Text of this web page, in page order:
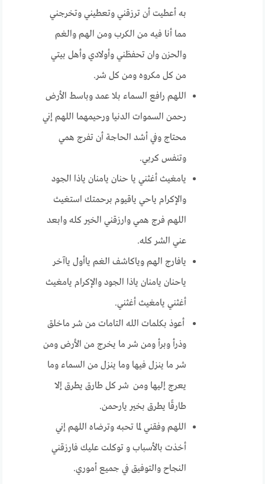
به أعطيت أن ترزقني وتعطيني وتخرجني
مما أنا فيه من الكرب ومن الهم والغم
والحزن وان تحفظني وأولادي وأهل بيتي
من كل مكروه ومن كل شر.
اللهم رافع السماء بلا عمد وباسط الأرض
رحمن السموات الدنيا ورحيمهما اللهم إني
محتاج وفي أشد الحاجة أن تفرج همي
وتنفس كربي.
يامغيث أغثني يا حنان يامنان ياذا الجود
والإكرام ياحي ياقيوم برحمتك استغيث
اللهم فرج همي وارزقني الخير كله وابعد
عني الشر كله.
يافارج الهم وياكاشف الغم ياأول ياآخر
ياحنان يامنان ياذا الجود والإكرام يامغيث
أغثني يامغيث أغثني.
أعوذ بكلمات الله التامات من شر ماخلق
وذرأ وبرأ ومن شر ما يخرج من الأرض ومن
شر ما ينزل فيها وما ينزل من السماء وما
يعرج إليها ومن شر كل طارق يطرق إلا
طارقًا يطرق بخير يارحمن.
اللهم وفقني لما تحبه وترضاه اللهم إني
أخذت بالأسباب و توكلت عليك فارزقني
النجاح والتوفيق في جميع أموري.